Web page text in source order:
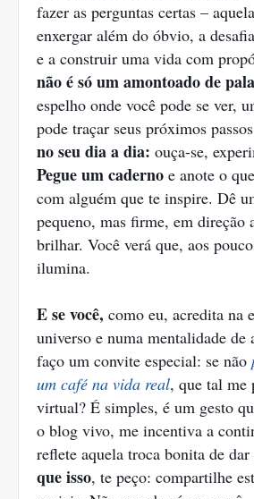
fazer as perguntas certas –
enxergar além do óbvio, a
e a construir uma vida com
não é só um amontoado de
espelho onde você pode se ver,
pode traçar seus próximos
no seu dia a dia: ouça-se,
Pegue um caderno e anote o
com alguém que te inspire. Dê
pequeno, mas firme, em direção
brilhar. Você verá que, aos
ilumina.
E se você, como eu, acredita na
universo e numa mentalidade de
faço um convite especial: se não
um café na vida real, que tal me
virtual? É simples, é um gesto
o blog vivo, me incentiva a
reflete aquela troca bonita de dar
que isso, te peço: compartilhe